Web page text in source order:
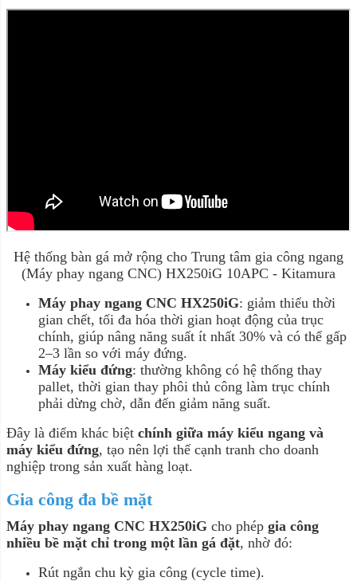
Hệ thống bàn gá mở rộng cho Trung tâm gia công ngang
(Máy phay ngang CNC) HX250iG 10APC - Kitamura
Máy phay ngang CNC HX250iG: giảm thiểu thời
gian chết, tối đa hóa thời gian hoạt động của trục
chính, giúp nâng năng suất ít nhất 30% và có thể gấp
2–3 lần so với máy đứng.
Máy kiểu đứng: thường không có hệ thống thay
pallet, thời gian thay phôi thủ công làm trục chính
phải dừng chờ, dẫn đến giảm năng suất.
Đây là điểm khác biệt chính giữa máy kiểu ngang và
máy kiểu đứng, tạo nên lợi thế cạnh tranh cho doanh
nghiệp trong sản xuất hàng loạt.
Gia công đa bề mặt
Máy phay ngang CNC HX250iG cho phép gia công
nhiều bề mặt chỉ trong một lần gá đặt, nhờ đó:
Rút ngắn chu kỳ gia công (cycle time).